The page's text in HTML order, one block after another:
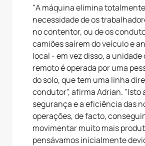
"A máquina elimina
necessidade de os
no contentor, ou de os
camiões saírem do veículo e
local - em vez disso, a
remoto é operada por uma
do solo, que tem uma linha
condutor", afirma Adrian. "Isto
segurança e a eficiência das
operações, de facto,
movimentar muito mais
pensávamos inicialmente